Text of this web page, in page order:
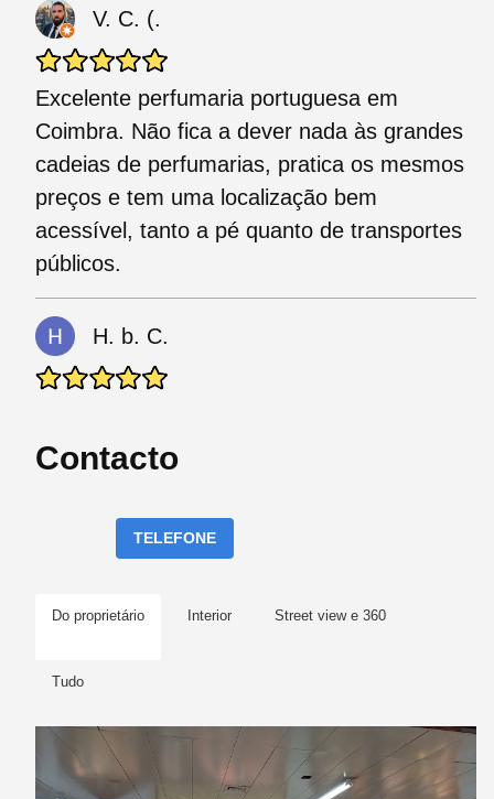
V. C. (.
Excelente perfumaria portuguesa em
Coimbra. Não fica a dever nada às grandes
cadeias de perfumarias, pratica os mesmos
preços e tem uma localização bem
acessível, tanto a pé quanto de transportes
públicos.
H. b. C.
Contacto
TELEFONE
Do proprietário Interior Street view e 360
Tudo